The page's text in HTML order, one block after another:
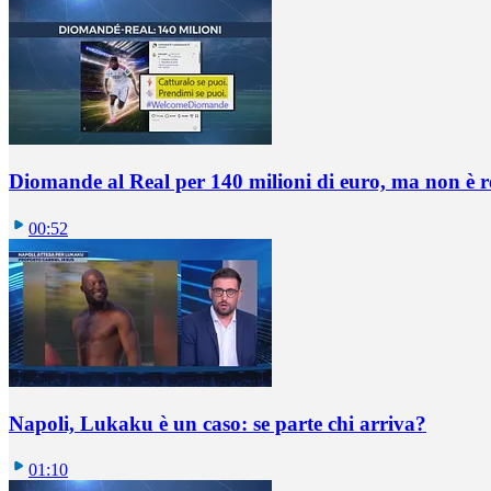
Diomande al Real per 140 milioni di euro, ma non è
00:52
Napoli, Lukaku è un caso: se parte chi arriva?
01:10